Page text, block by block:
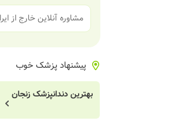
مشاوره آنلاین خارج از
پیشنهاد پزشک خوب
بهترین دندانپزشک زنجان